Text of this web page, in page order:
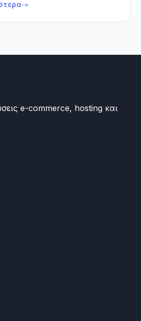
του, να μειώσει τα
e-commerce, hosting και